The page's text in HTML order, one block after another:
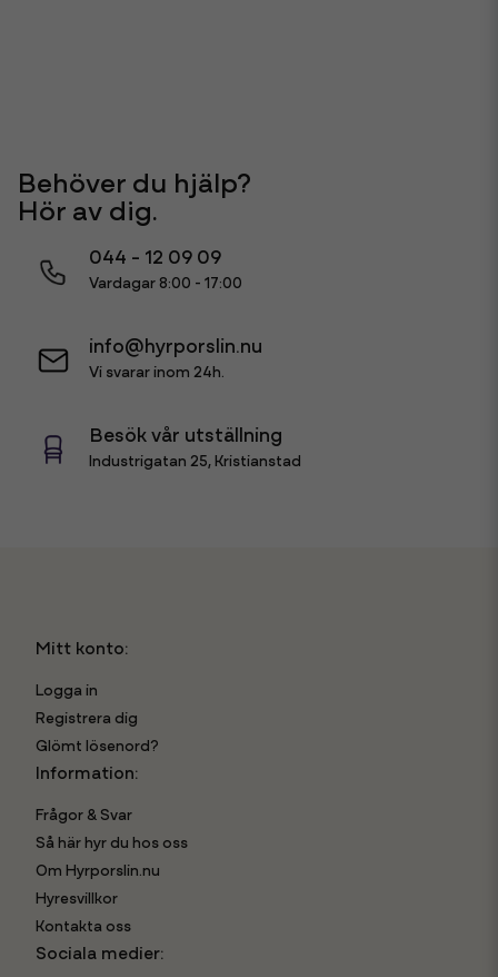
Behöver du hjälp?
Hör av dig.
044 - 12 09 09
Vardagar 8:00 - 17:00
info@hyrporslin.nu
Vi svarar inom 24h.
Besök vår utställning
Industrigatan 25, Kristianstad
Mitt konto:
Logga in
Registrera dig
Glömt lösenord?
Information:
Frågor & Svar
Så här hyr du hos oss
Om Hyrporslin.nu
Hyresvillkor
Kontakta oss
Sociala medier: